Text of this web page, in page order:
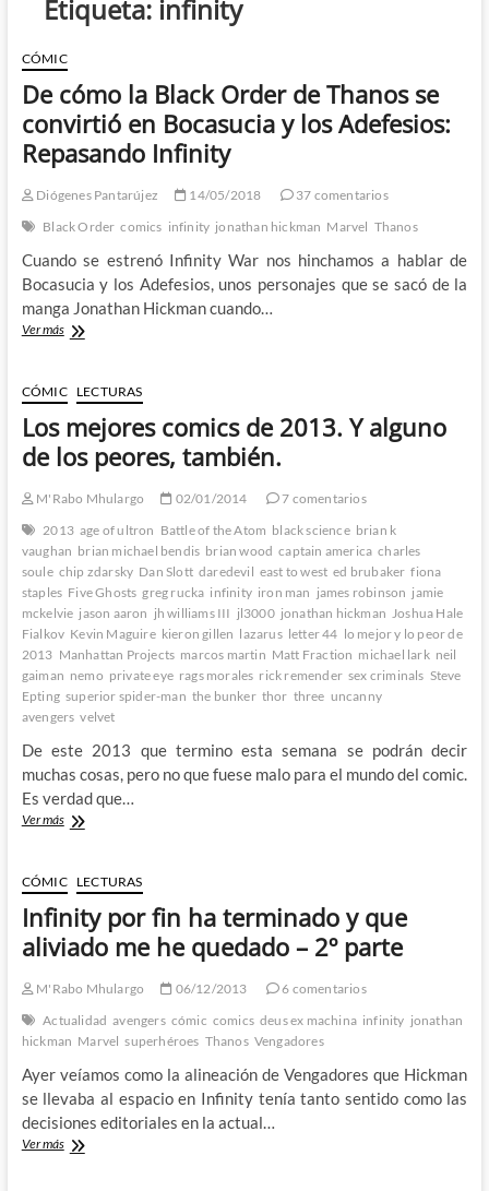
Etiqueta: infinity
CÓMIC
De cómo la Black Order de Thanos se
convirtió en Bocasucia y los Adefesios:
Repasando Infinity
Diógenes Pantarújez 14/05/2018
37 comentarios
Black Order comics infinity jonathan hickman Marvel Thanos
Cuando se estrenó Infinity War nos hinchamos a hablar de
Bocasucia y los Adefesios, unos personajes que se sacó de la
manga Jonathan Hickman cuando…
Ver másDe
Black
Order
de
Thanos
se
en
Bocasucia
los
Adefesios:
Repasando
Infinity
CÓMIC LECTURAS
Los mejores comics de 2013. Y alguno
de los peores, también.
M'Rabo Mhulargo 02/01/2014
7 comentarios
2013 age of ultron Battle of the Atom black science brian k
vaughan brian michael bendis brian wood captain america charles
soule chip zdarsky Dan Slott daredevil east to west ed brubaker fiona
staples Five Ghosts greg rucka infinity iron man james robinson jamie
mckelvie jason aaron jh williams III jl3000 jonathan hickman Joshua Hale
Fialkov Kevin Maguire kieron gillen lazarus letter 44 lo mejor y lo peor de
2013 Manhattan Projects marcos martin Matt Fraction michael lark neil
gaiman nemo private eye rags morales rick remender sex criminals Steve
Epting superior spider-man the bunker thor three uncanny
avengers velvet
De este 2013 que termino esta semana se podrán decir
muchas cosas, pero no que fuese malo para el mundo del comic.
Es verdad que…
Ver másLos
de
2013.
Y
alguno
de
peores,
también.
CÓMIC LECTURAS
Infinity por fin ha terminado y que
aliviado me he quedado – 2º parte
M'Rabo Mhulargo 06/12/2013
6 comentarios
Actualidad avengers cómic comics deus ex machina infinity jonathan
hickman Marvel superhéroes Thanos Vengadores
Ayer veíamos como la alineación de Vengadores que Hickman
se llevaba al espacio en Infinity tenía tanto sentido como las
decisiones editoriales en la actual…
Ver másInfinity